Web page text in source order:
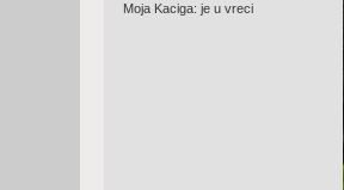
Moja Kaciga: je u vreci